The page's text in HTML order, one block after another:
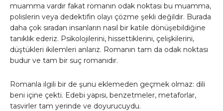
muamma vardır fakat romanın odak noktası bu muamma,
polislerin veya dedektifin olayı çözme şekli değildir. Burada
daha çok sıradan insanların nasıl bir katile dönüşebildiğine
tanıklık ederiz. Psikolojilerini, hissettiklerini, çelişkilerini,
düştükleri ikilemleri anlarız. Romanın tam da odak noktası
budur ve tam bir suç romanıdır.
Romanla ilgili bir de şunu eklemeden geçmek olmaz: dili
beni içine çekti. Edebi yapısı, benzetmeler, metaforlar,
tasvirler tam yerinde ve doyurucuydu.